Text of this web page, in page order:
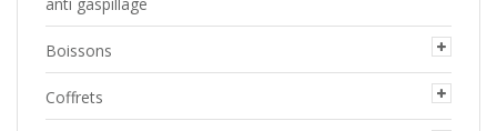
Boissons
Coffrets